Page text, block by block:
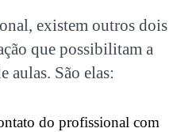
, existem outros dois
que possibilitam a
aulas. São elas:
do profissional com